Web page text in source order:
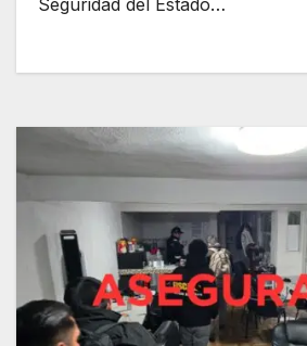
Seguridad del Estado…